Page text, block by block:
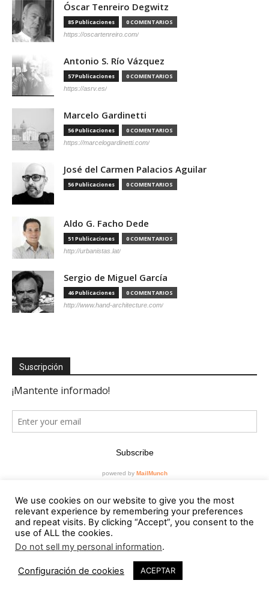
Óscar Tenreiro Degwitz
85 Publicaciones 0 COMENTARIOS
https://oscartenreiro.com/
Antonio S. Río Vázquez
57 Publicaciones 0 COMENTARIOS
https://asrv.es/
Marcelo Gardinetti
56 Publicaciones 0 COMENTARIOS
https://marcelogardinetti.com/
José del Carmen Palacios Aguilar
56 Publicaciones 0 COMENTARIOS
Aldo G. Facho Dede
51 Publicaciones 0 COMENTARIOS
http://urbanistas.lat/
Sergio de Miguel García
46 Publicaciones 0 COMENTARIOS
http://www.hand-architecture.com/
Suscripción
Editorial
Contacto
We use cookies on our website to give you the most
relevant experience by remembering your preferences
and repeat visits. By clicking “Accept”, you consent to the
use of ALL the cookies.
Do not sell my personal information.
Configuración de cookies ACEPTAR